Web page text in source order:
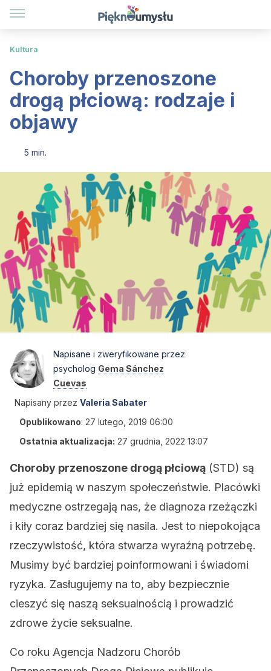
Kultura
Choroby przenoszone
drogą płciową: rodzaje i
objawy
5 min.
Napisane i zweryfikowane przez
psycholog Gema Sánchez
Cuevas
Napisany przez Valeria Sabater
Opublikowano: 27 lutego, 2019 06:00
Ostatnia aktualizacja: 27 grudnia, 2022 13:07
Choroby przenoszone drogą płciową (STD) są
już epidemią w naszym społeczeństwie. Placówki
medyczne ostrzegają nas, że diagnoza rzeżączki
i kiły coraz bardziej się nasila. Jest to niepokojąca
rzeczywistość, która stwarza wyraźną potrzebę.
Musimy być bardziej poinformowani i świadomi
ryzyka. Zasługujemy na to, aby bezpiecznie
cieszyć się naszą seksualnością i prowadzić
zdrowe życie seksualne.
Co roku Agencja Nadzoru Chorób